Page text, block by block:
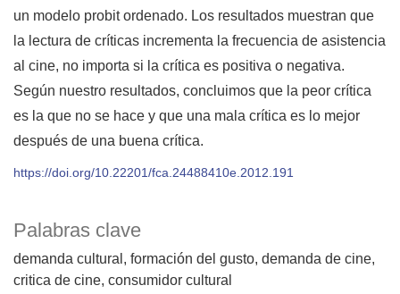
Palabras clave
demanda cultural formación del gusto demanda de cine
critica de cine consumidor cultural
un modelo probit ordenado. Los resultados muestran que
la lectura de críticas incrementa la frecuencia de asistencia
al cine, no importa si la crítica es positiva o negativa.
Según nuestro resultados, concluimos que la peor crítica
es la que no se hace y que una mala crítica es lo mejor
después de una buena crítica.
https://doi.org/10.22201/fca.24488410e.2012.191